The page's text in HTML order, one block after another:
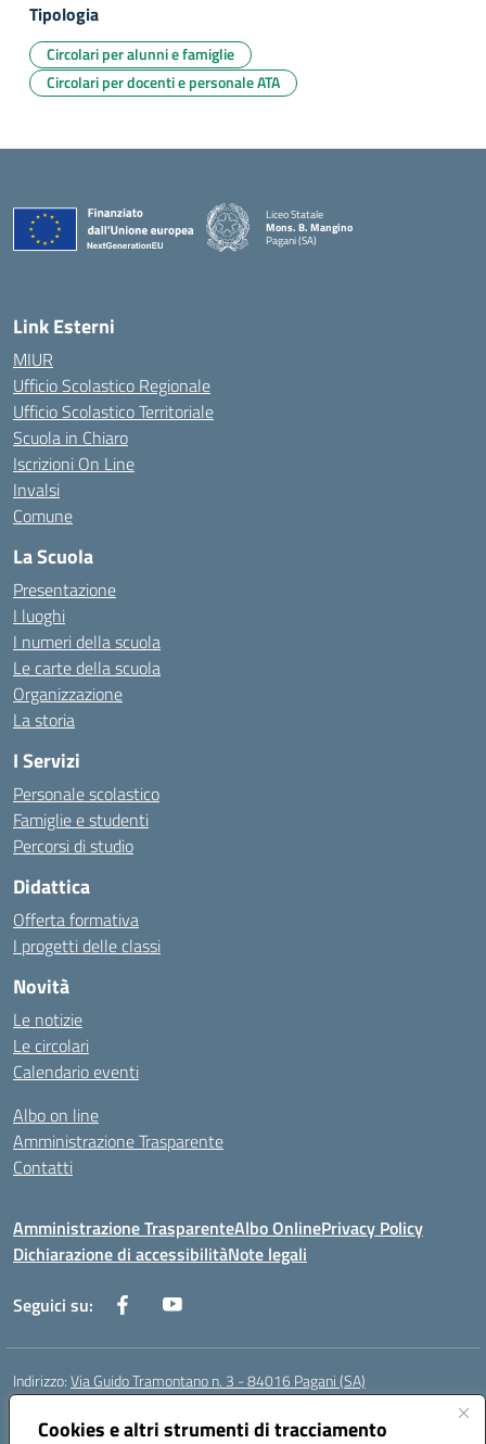
Cookies e altri strumenti di tracciamento
Tipologia
Circolari per alunni e famiglie
Circolari per docenti e personale ATA
Liceo Statale
Mons. B. Mangino
Pagani (SA)
— Visita la pagina iniziale della scuola
Link Esterni
MIUR
Ufficio Scolastico Regionale
Ufficio Scolastico Territoriale
Scuola in Chiaro
Iscrizioni On Line
Invalsi
Comune
La Scuola
Presentazione
I luoghi
I numeri della scuola
Le carte della scuola
Organizzazione
La storia
I Servizi
Personale scolastico
Famiglie e studenti
Percorsi di studio
Didattica
Offerta formativa
I progetti delle classi
Novità
Le notizie
Le circolari
Calendario eventi
Albo on line
Amministrazione Trasparente
Contatti
Amministrazione TrasparenteAlbo OnlinePrivacy Policy
Dichiarazione di accessibilitàNote legali
Seguici su:
Indirizzo:Via Guido Tramontano n. 3 - 84016 Pagani (SA)
Centralino:
Posta elettronica certificata (PEC):saps08000t@pec.istruzione.it